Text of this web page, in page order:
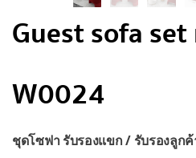
Guest sofa
W0024
ชุดโซฟา รับรองแขก / รับรองลูก